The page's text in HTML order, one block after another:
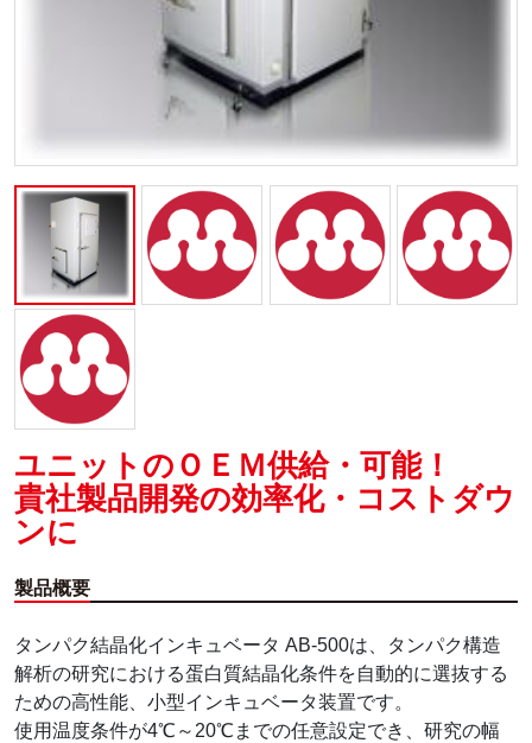
ユニットのＯＥＭ供給・可能！
貴社製品開発の効率化・コストダウ
ンに
製品概要
タンパク結晶化インキュベータ AB-500は、タンパク構造
解析の研究における蛋白質結晶化条件を自動的に選抜する
ための高性能、小型インキュベータ装置です。
使用温度条件が4℃～20℃までの任意設定でき、研究の幅